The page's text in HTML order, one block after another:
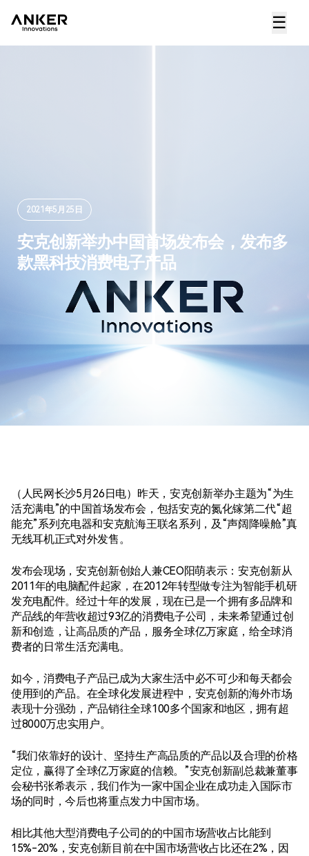
☰
2021年5月25日
安克创新举办中国首场发布会，发布多
款黑科技消费电子产品
（人民网长沙5月26日电）昨天，安克创新举办主题为“为生
活充满电”的中国首场发布会，包括安克的氮化镓第二代“超
能充”系列充电器和安克航海王联名系列，及“声阔降噪舱”真
无线耳机正式对外发售。
发布会现场，安克创新创始人兼CEO阳萌表示：安克创新从
2011年的电脑配件起家，在2012年转型做专注为智能手机研
发充电配件。经过十年的发展，现在已是一个拥有多品牌和
产品线的年营收超过93亿的消费电子公司，未来希望通过创
新和创造，让高品质的产品，服务全球亿万家庭，给全球消
费者的日常生活充满电。
如今，消费电子产品已成为大家生活中必不可少和每天都会
使用到的产品。在全球化发展进程中，安克创新的海外市场
表现十分强劲，产品销往全球100多个国家和地区，拥有超
过8000万忠实用户。
“我们依靠好的设计、坚持生产高品质的产品以及合理的价格
定位，赢得了全球亿万家庭的信赖。”安克创新副总裁兼董事
会秘书张希表示，我们作为一家中国企业在成功走入国际市
场的同时，今后也将重点发力中国市场。
相比其他大型消费电子公司的的中国市场营收占比能到
15%-20%，安克创新目前在中国市场营收占比还在2%，因